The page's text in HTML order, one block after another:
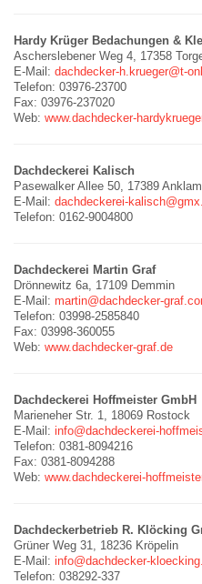
Hardy Krüger Bedachungen &
Ascherslebener Weg 4, 17358
E-Mail: dachdecker-h.krueger@t-
Telefon: 03976-23700
Fax: 03976-237020
Web: www.dachdecker-
Dachdeckerei Kalisch
Pasewalker Allee 50, 17389 Anklam
E-Mail: dachdeckerei-
Telefon: 0162-9004800
Dachdeckerei Martin Graf
Drönnewitz 6a, 17109 Demmin
E-Mail: martin@dachdecker-
Telefon: 03998-2585840
Fax: 03998-360055
Web: www.dachdecker-graf.de
Dachdeckerei Hoffmeister GmbH
Marieneher Str. 1, 18069 Rostock
E-Mail: info@dachdeckerei-
Telefon: 0381-8094216
Fax: 0381-8094288
Web: www.dachdeckerei-
Dachdeckerbetrieb R. Klöcking
Grüner Weg 31, 18236 Kröpelin
E-Mail: info@dachdecker-
Telefon: 038292-337